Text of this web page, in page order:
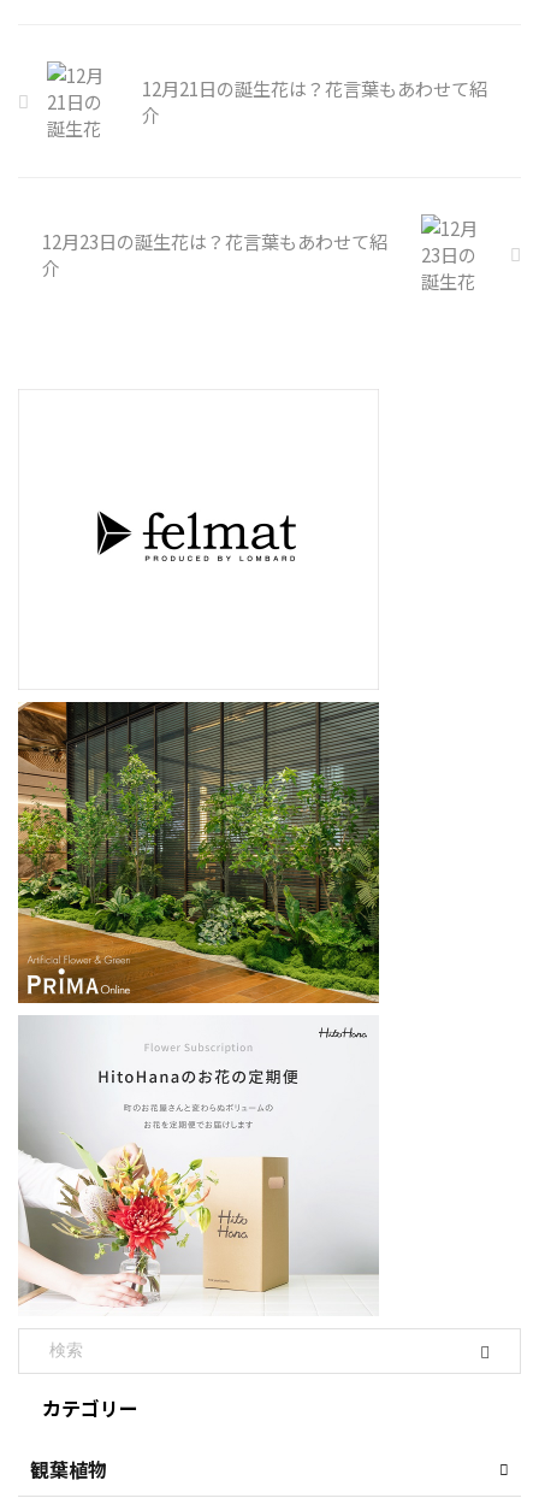
12月21日の誕生花は？花言葉もあわせて紹
介
12月23日の誕生花は？花言葉もあわせて紹
介
カテゴリー
観葉植物